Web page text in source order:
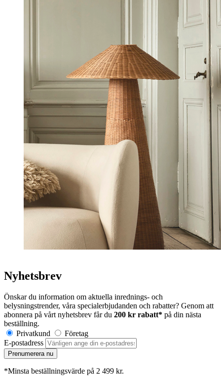
Nyhetsbrev
Önskar du information om aktuella inrednings- och
belysningstrender, våra specialerbjudanden och rabatter? Genom att
abonnera på vårt nyhetsbrev får du 200 kr rabatt* på din nästa
beställning.
Privatkund
Företag
E-postadress
Prenumerera nu
*Minsta beställningsvärde på 2 499 kr.